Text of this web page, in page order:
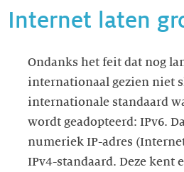
Internet laten
Ondanks het feit dat nog
internationaal gezien niet
internationale standaard
wordt geadopteerd: IPv6.
numeriek IP-adres
IPv4-standaard. Deze kent